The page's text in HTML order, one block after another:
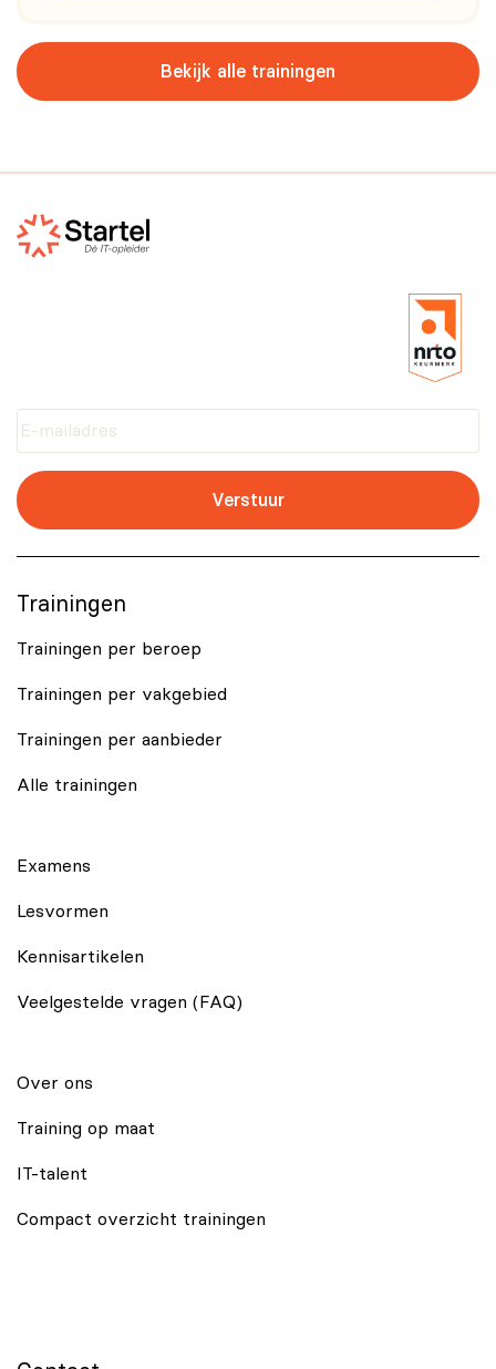
Bekijk alle trainingen
Verstuur
Trainingen
Trainingen per beroep
Trainingen per vakgebied
Trainingen per aanbieder
Alle trainingen
Examens
Lesvormen
Kennisartikelen
Veelgestelde vragen (FAQ)
Over ons
Training op maat
IT-talent
Compact overzicht trainingen